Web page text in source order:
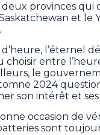
deux provinces
et le
l’éternel
entre
le
2024
son intérêt et
occasion de
sont